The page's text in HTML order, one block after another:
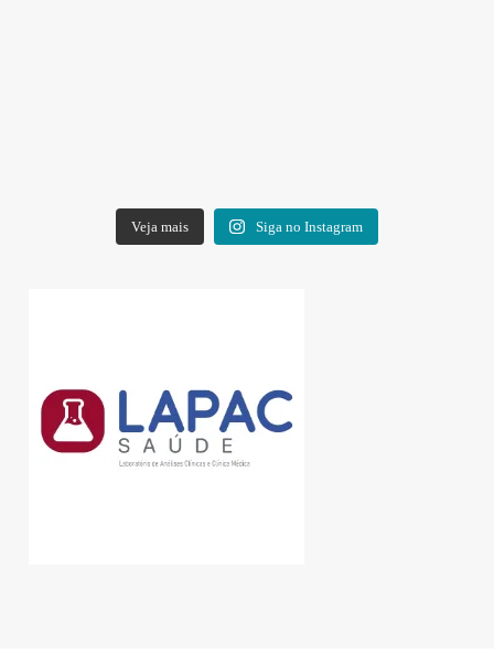
Veja mais Siga no Instagram